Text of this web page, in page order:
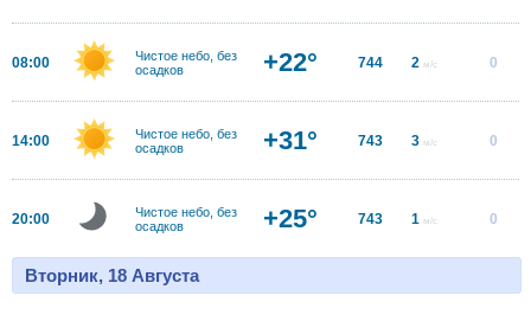
08:00
Чистое небо, без
осадков
+22° 744 2 м/с 0
14:00
Чистое небо, без
осадков
+31° 743 3 м/с 0
20:00
Чистое небо, без
осадков
+25° 743 1 м/с 0
Вторник, 18 Августа